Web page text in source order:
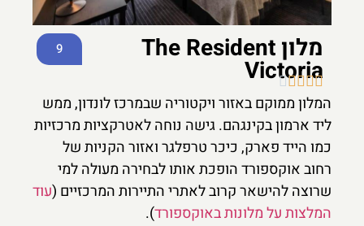
מלון The Resident
Victoria
9





המלון ממוקם באזור ויקטוריה שבמרכז לונדון, ממש
ליד ארמון בקינגהם. גישה נוחה לאטרקציות מרכזיות
כמו הייד פארק, כיכר טרפלגר ואזור הקניות של
רחוב אוקספורד הופכת אותו לבחירה מעולה למי
שרוצה להישאר קרוב לאתרי התיירות המרכזיים (עוד
המלצות על מלונות באוקספורד).